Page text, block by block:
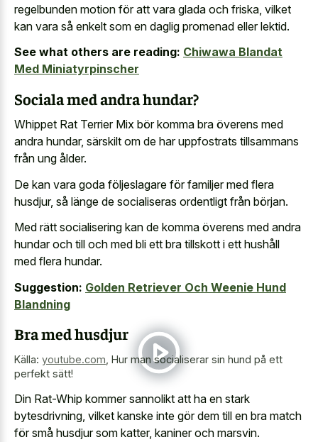
regelbunden motion för att vara glada och friska, vilket
kan vara så enkelt som en daglig promenad eller lektid.
See what others are reading: Chiwawa Blandat
Med Miniatyrpinscher
Sociala med andra hundar?
Whippet Rat Terrier Mix bör komma bra överens med
andra hundar, särskilt om de har uppfostrats tillsammans
från ung ålder.
De kan vara goda följeslagare för familjer med flera
husdjur, så länge de socialiseras ordentligt från början.
Med rätt socialisering kan de komma överens med andra
hundar och till och med bli ett bra tillskott i ett hushåll
med flera hundar.
Suggestion: Golden Retriever Och Weenie Hund
Blandning
Bra med husdjur
Källa: youtube.com Hur man socialiserar sin hund på ett
perfekt sätt!
Din Rat-Whip kommer sannolikt att ha en stark
bytesdrivning, vilket kanske inte gör dem till en bra match
för små husdjur som katter, kaniner och marsvin.